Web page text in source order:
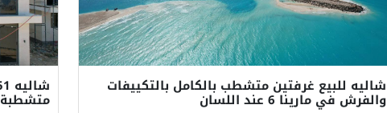
شاليه للبيع غرفتين متشطب بالكامل بالتكييفات
والفرش في مارينا 6 عند اللسان